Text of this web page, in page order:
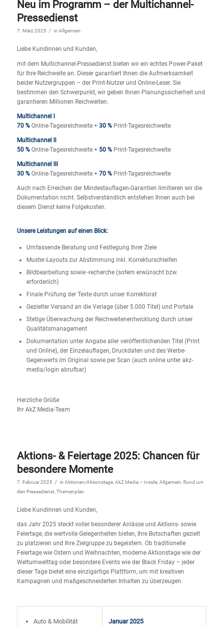
Neu im Programm – der Multichannel-
Pressedienst
7. März 2025 / in Allgemein
Liebe Kundinnen und Kunden,
mit dem Multichannel-Pressedienst bieten wir ein echtes Power-Paket
für Ihre Reichweite an. Dieser garantiert Ihnen die Aufmerksamkeit
beider Nutzergruppen – der Print-Nutzer und Online-Leser. Sie
bestimmen den Schwerpunkt, wir geben Ihnen Planungssicherheit und
garantieren Millionen Reichweiten.
Multichannel I
70 %Online-Tagesreichweite + 30 %Print-Tagesreichweite
Multichannel II
50 % Online-Tagesreichweite + 50 %Print-Tagesreichweite
Multichannel III
30 %Online-Tagesreichweite + 70 %Print-Tagesreichweite
Auch nach Erreichen der Mindestauflagen-Garantien limitieren wir die
Dokumentation nicht. Selbstverständlich entstehen Ihnen auch bei
diesem Dienst keine Folgekosten.
Unsere Leistungen auf einen Blick:
Umfassende Beratung und Festlegung Ihrer Ziele
Muster-Layouts zur Abstimmung inkl. Korrekturschleifen
Bildbearbeitung sowie -recherche (sofern erwünscht bzw.
erforderlich)
Finale Prüfung der Texte durch unser Korrektorat
Gezielter Versand an die Verlage (über 5.000 Titel) und Portale
Stetige Überwachung der Reichweitenentwicklung durch unser
Qualitätsmanagement
Dokumentation unter Angabe aller veröffentlichenden Titel (Print
und Online), der Einzelauflagen, Druckdaten und des Werbe-
Gegenwerts im Original sowie per Scan (auch online unter akz-
media/login abrufbar)
Herzliche Grüße
Ihr AkZ Media-Team
Aktions- & Feiertage 2025: Chancen für
besondere Momente
7. Februar 2025 / in Aktionen/Aktionstage, AkZ Media – Inside, Allgemein Rund um
den Pressedienst, Themenplan
Liebe Kundinnen und Kunden,
das Jahr 2025 steckt voller besonderer Anlässe und Aktions- sowie
Feiertage, die wertvolle Gelegenheiten bieten, Ihre Botschaften gezielt
zu platzieren und Ihre Zielgruppe zu begeistern. Ob traditionelle
Feiertage wie Ostern und Weihnachten, moderne Aktionstage wie der
Weltumwelttag oder besondere Events wie der Black Friday – jeder
dieser Tage bietet eine einzigartige Plattform, um mit kreativen
Kampagnen und maßgeschneiderten Inhalten zu überzeugen.
Auto & Mobilität
Januar 2025